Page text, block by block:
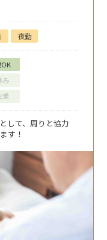
夜勤
み
業
して、周りと協力
す！